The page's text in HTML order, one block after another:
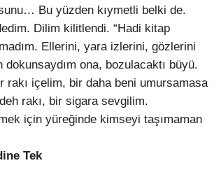
Bu yüzden kıymetli belki de.
Dilim kilitlendi. “Hadi kitap
Ellerini, yara izlerini, gözlerini
ona, bozulacaktı büyü.
rakı içelim, bir daha beni umursamasa
rakı, bir sigara sevgilim.
için yüreğinde kimseyi taşımaman